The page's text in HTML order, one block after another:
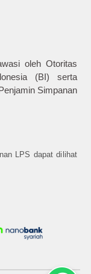
oleh Otoritas
(BI) serta
Simpanan
LPS dapat dilihat